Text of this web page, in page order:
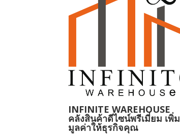
INFINITE WAREHOUSE
คลังสินค้าดีไซน์พรีเมี่ยม เพิ่ม
มูลค่าให้ธุรกิจคุณ